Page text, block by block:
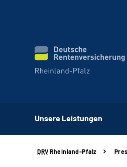
Unsere Leistungen
DRV Rheinland-Pfalz